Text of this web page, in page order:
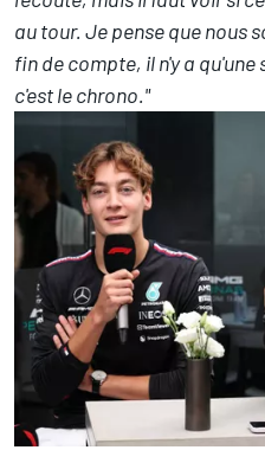
au tour. Je pense que nous
fin de compte, il n'y a
c'est le chrono."